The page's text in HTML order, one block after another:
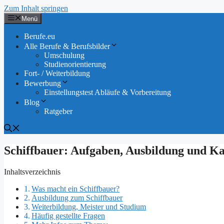
Zum Inhalt springen
Menü
Berufe.eu
Alle Berufe & Berufsbilder
Umschulung
Studienorientierung
Fort- / Weiterbildung
Bewerbung
Einstellungstest Abläufe & Vorbereitung
Blog
Ratgeber
Schiffbauer: Aufgaben, Ausbildung und
Inhaltsverzeichnis
Was macht ein Schiffbauer?
Ausbildung zum Schiffbauer
Weiterbildung, Meister und Studium
Häufig gestellte Fragen